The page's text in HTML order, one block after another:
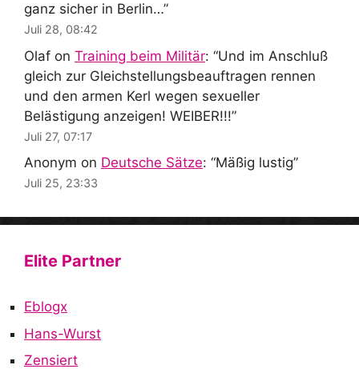
ganz sicher in Berlin…”
Juli 28, 08:42
Olaf on Training beim Militär: “Und im Anschluß
gleich zur Gleichstellungsbeauftragen rennen
und den armen Kerl wegen sexueller
Belästigung anzeigen! WEIBER!!!”
Juli 27, 07:17
Anonym on Deutsche Sätze: “Mäßig lustig”
Juli 25, 23:33
Elite Partner
Eblogx
Hans-Wurst
Zensiert